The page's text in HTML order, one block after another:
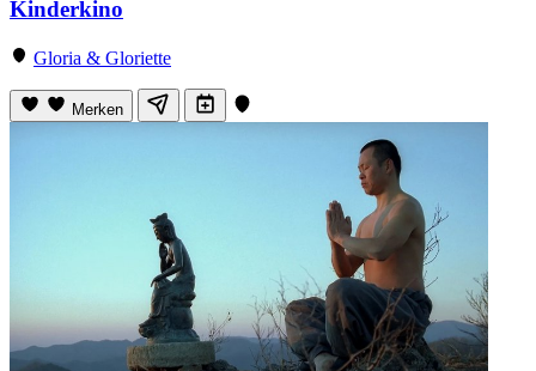
Kinderkino
Gloria & Gloriette
Merken